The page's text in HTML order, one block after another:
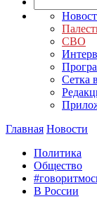
СВО
Сетка
Главная Новости
Политика
Общество
В России